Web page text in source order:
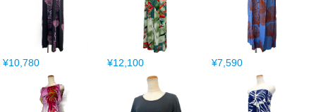
¥10,780 ¥12,100 ¥7,590